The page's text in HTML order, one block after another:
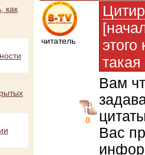
читатель
0
Вам
Вас
как